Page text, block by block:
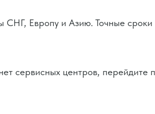
Европу и Азию. Точные сроки
сервисных центров, перейдите